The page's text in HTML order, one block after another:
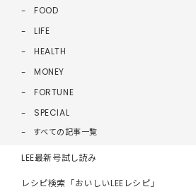
FOOD
LIFE
HEALTH
MONEY
FORTUNE
SPECIAL
すべての記事一覧
LEE最新号試し読み
レシピ検索「おいしいLEEレシピ」